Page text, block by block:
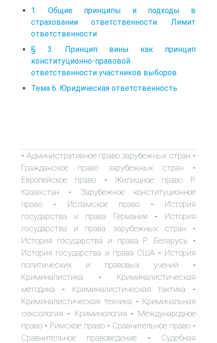
1. Общие принципы и подходы в
страховании ответственности. Лимит
ответственности
§ 3. Принцип вины как принцип
конституционно-правовой
ответственности участников выборов
Тема 6. Юридическая ответственность
- Административное право зарубежных стран -
Гражданское право зарубежных стран -
Европейское право - Жилищное право Р.
Казахстан - Зарубежное конституционное
право - Исламское право - История
государства и права Германии - История
государства и права зарубежных стран -
История государства и права Р. Беларусь -
История государства и права США - История
политических и правовых учений -
Криминалистика - Криминалистическая
методика - Криминалистическая тактика -
Криминалистическая техника - Криминальная
сексология - Криминология - Международное
право - Римское право - Сравнительное право -
Сравнительное правоведение - Судебная